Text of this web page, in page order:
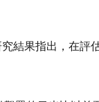
究結果指出，在